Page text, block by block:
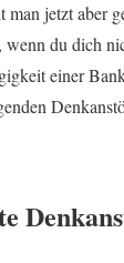
jetzt aber
wenn du dich
einer